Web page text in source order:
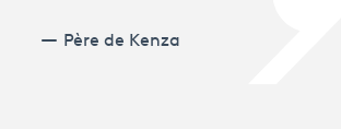
Père de Kenza